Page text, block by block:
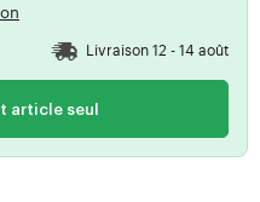
Livraison 12 - 14 août
article seul